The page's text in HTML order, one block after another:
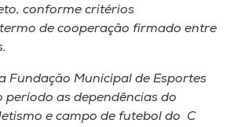
conforme critérios
de cooperação firmado entre
Fundação ​M​unicipal de Esportes
período ​a​s dependências do
e campo de futebol do ​C​